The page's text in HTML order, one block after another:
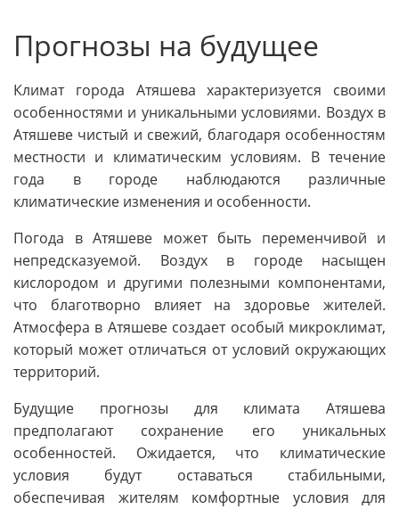
Прогнозы на будущее
Климат города Атяшева характеризуется своими
особенностями и уникальными условиями. Воздух в
Атяшеве чистый и свежий, благодаря особенностям
местности и климатическим условиям. В течение
года в городе наблюдаются различные
климатические изменения и особенности.
Погода в Атяшеве может быть переменчивой и
непредсказуемой. Воздух в городе насыщен
кислородом и другими полезными компонентами,
что благотворно влияет на здоровье жителей.
Атмосфера в Атяшеве создает особый микроклимат,
который может отличаться от условий окружающих
территорий.
Будущие прогнозы для климата Атяшева
предполагают сохранение его уникальных
особенностей. Ожидается, что климатические
условия будут оставаться стабильными,
обеспечивая жителям комфортные условия для